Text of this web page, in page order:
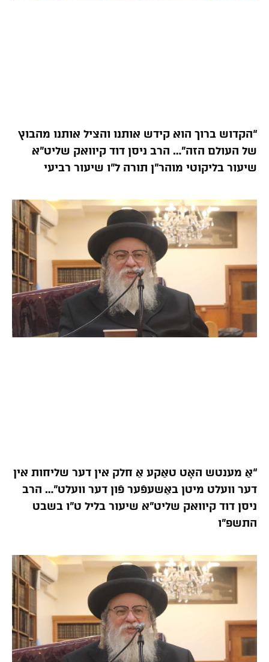
“הקדוש ברוך הוא קידש אותנו והציל אותנו מהבוץ
של העולם הזה”… הרב ניסן דוד קיוואק שליט”א
שיעור בליקוטי מוהר”ן תורה ל”ו שיעור רביעי
“אַ מענטש האָט טאַקע אַ חלק אין דער שליחות אין
דער וועלט מיטן באַשעפֿער פֿון דער וועלט”… הרב
ניסן דוד קיוואק שליט”א שיעור בליל ט”ו בשבט
התשפ”ו